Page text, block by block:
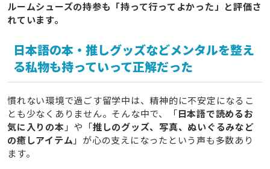
ルームシューズの持参も「持って行ってよかった」と評価さ
れています。
日本語の本・推しグッズなどメンタルを整え
る私物も持っていって正解だった
慣れない環境で過ごす留学中は、精神的に不安定になるこ
とも少なくありません。そんな中で、「日本語で読めるお
気に入りの本 」や「推しのグッズ、写真、ぬいぐるみなど
の癒しアイテム 」が心の支えになったという声も多数あり
ます。